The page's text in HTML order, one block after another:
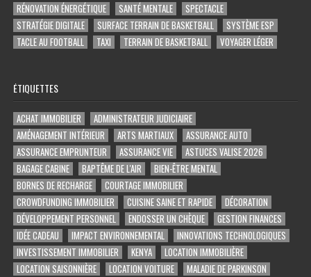
RÉNOVATION ÉNERGÉTIQUE
SANTÉ MENTALE
SPECTACLE
STRATÉGIE DIGITALE
SURFACE TERRAIN DE BASKETBALL
SYSTÈME ESP
TACLE AU FOOTBALL
TAXI TERRAIN DE BASKETBALL VOYAGER LÉGER
ÉTIQUETTES
ACHAT IMMOBILIER
ADMINISTRATEUR JUDICIAIRE
AMÉNAGEMENT INTÉRIEUR
ARTS MARTIAUX
ASSURANCE AUTO
ASSURANCE EMPRUNTEUR
ASSURANCE VIE
ASTUCES VALISE 2026
BAGAGE CABINE
BAPTÊME DE L'AIR
BIEN-ÊTRE MENTAL
BORNES DE RECHARGE
COURTAGE IMMOBILIER
CROWDFUNDING IMMOBILIER
CUISINE SAINE ET RAPIDE
DÉCORATION
DÉVELOPPEMENT PERSONNEL
ENDOSSER UN CHÈQUE
GESTION FINANCES
IDÉE CADEAU
IMPACT ENVIRONNEMENTAL
INNOVATIONS TECHNOLOGIQUES
INVESTISSEMENT IMMOBILIER
KENYA
LOCATION IMMOBILIÈRE
LOCATION SAISONNIÈRE
LOCATION VOITURE MALADIE DE PARKINSON